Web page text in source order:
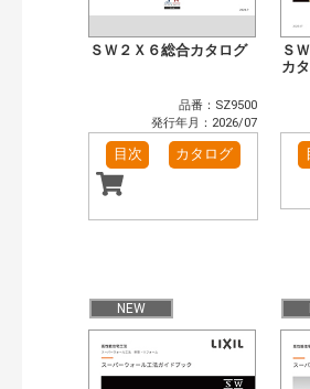
窓・シャッター（102）
玄関ドア
インテリア建材（48）
エクステ
水まわり
トイレ（60
小型電気温水器（11）
水栓金具
太陽光発電・屋根・外壁（90）
終了年:
検索
ＳＷ２Ｘ６総合カタログ
品番：SZ9500
発行年月：2026/07
目次 カタログ
Ｓ
カ
NEW